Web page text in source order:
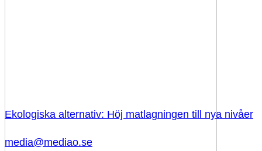
Ekologiska alternativ: Höj matlagningen till nya nivåer
media@mediao.se